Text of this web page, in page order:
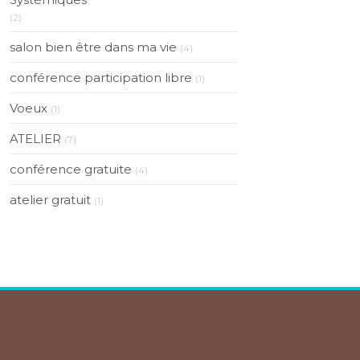
(2)
salon bien être dans ma vie (4)
conférence participation libre (1)
Voeux (1)
ATELIER (7)
conférence gratuite (4)
atelier gratuit (1)